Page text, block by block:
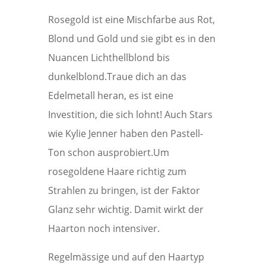
Rosegold ist eine Mischfarbe aus Rot,
Blond und Gold und sie gibt es in den
Nuancen Lichthellblond bis
dunkelblond.Traue dich an das
Edelmetall heran, es ist eine
Investition, die sich lohnt! Auch Stars
wie Kylie Jenner haben den Pastell-
Ton schon ausprobiert.Um
rosegoldene Haare richtig zum
Strahlen zu bringen, ist der Faktor
Glanz sehr wichtig. Damit wirkt der
Haarton noch intensiver.
Regelmässige und auf den Haartyp